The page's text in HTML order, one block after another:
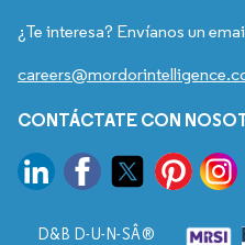
¿Te interesa? Envíanos un
CONTÁCTATE CON
D&B D-U-N-SÂ®